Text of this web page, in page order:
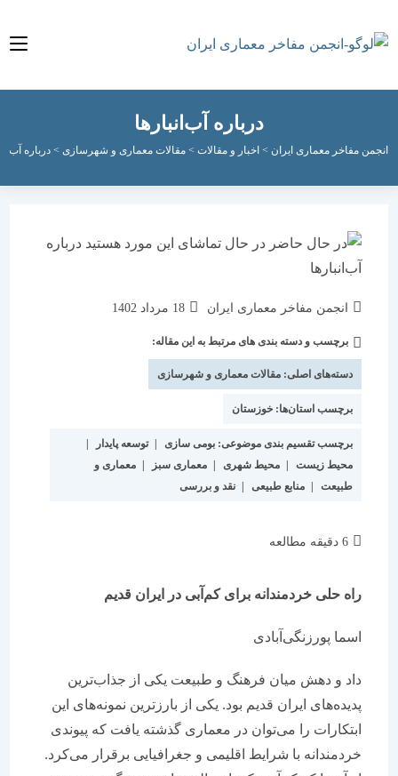
درباره آب‌انبارها
مفاخر معماری ایران > اخبار و مقالات>مقالات معماری و شهرسازی>درباره آب‌انبارها
انجمن مفاخر معماری ایران
نوشته
شده
است:
18 مرداد 1402
برچسب و دسته بندی های مرتبط به این مقاله:
دسته‌های اصلی:مقالات معماری و شهرسازی
برچسب استان‌ها:خوزستان
برچسب تقسیم بندی موضوعی:بومی سازی | توسعه پایدار |
محیط زیست | محیط شهری | معماری سبز | معماری و
| منابع طبیعی | نقد و بررسی
راه حلی خردمندانه برای کم‌آبی در ایران قدیم
اسما پورزنگی‌آبادی
داد و دهش میان فرهنگ و طبیعت یکی از جذاب‌ترین
پدیده‌های ایران قدیم بود. یکی از بارزترین نمونه‌های این
ابتکارات را می‌توان در معماری گذشته یافت که پیوندی
خردمندانه با شرایط اقلیمی و جغرافیایی برقرار می‌کرد.